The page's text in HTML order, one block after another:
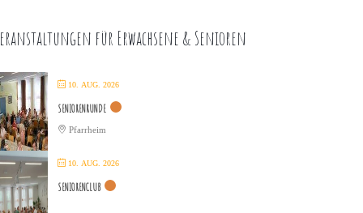
für Erwachsene & Senioren
10. AUG. 2026
SENIORENRUNDE
Pfarrheim
10. AUG. 2026
SENIORENCLUB